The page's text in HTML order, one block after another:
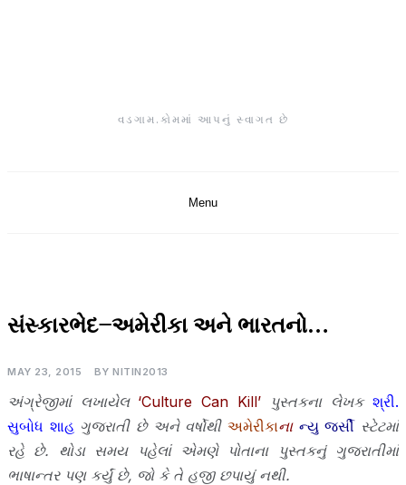
વડગામ.કોમમાં આપનું સ્વાગત છે
Menu
લેખો
સંસ્કારભેદ–અમેરીકા અને ભારતનો…
MAY 23, 2015 BY NITIN2013
અંગ્રેજીમાં લખાયેલ ‘Culture Can Kill’ પુસ્તકના લેખક શ્રી.
સુબોધ શાહ ગુજરાતી છે અને વર્ષોથી અમેરીકાના ન્યુ જર્સી સ્ટેટમાં
રહે છે. થોડા સમય પહેલાં એમણે પોતાના પુસ્તકનું ગુજરાતીમાં
ભાષાન્તર પણ કર્યું છે, જો કે તે હજી છપાયું નથી.